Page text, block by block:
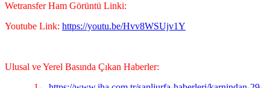
Wetransfer Ham Görüntü Linki:
Youtube Link: https://youtu.be/Hvv8WSUjv1Y
Ulusal ve Yerel Basında Çıkan Haberler: